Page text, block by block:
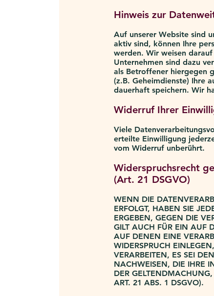
Hinweis zur
Auf unserer Website sind
aktiv sind, können Ihre
werden. Wir weisen
Unternehmen sind dazu
als Betroffener hiergegen
(z.B. Geheimdienste) Ihre
dauerhaft speichern. Wir
Widerruf Ihrer
Viele
erteilte Einwilligung
vom Widerruf unberührt.
Widerspruchsrecht
(Art. 21 DSGVO)
WENN DIE
ERFOLGT, HABEN SIE
ERGEBEN, GEGEN DIE
GILT AUCH FÜR EIN AUF
AUF DENEN EINE
WIDERSPRUCH
VERARBEITEN, ES SEI
NACHWEISEN, DIE IHRE
DER
ART. 21 ABS. 1 DSGVO).